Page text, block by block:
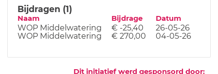
Bijdragen (1)
Naam Bijdrage Datum
WOP Middelwatering € -25,40
26-05-26
WOP Middelwatering
€ 270,00 04-05-26
Dit initiatief werd gesponsord door: